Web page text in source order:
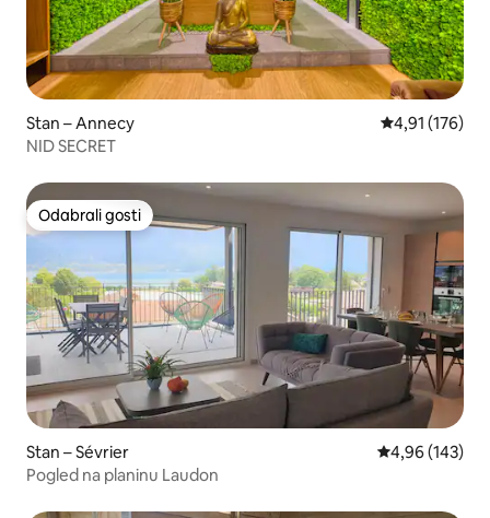
Stan – Annecy Prosječna
4,91 (176)
NID SECRET
Odabrali gosti
Odabrali gosti
Stan – Sévrier Prosječna
4,96 (143)
Pogled na planinu Laudon